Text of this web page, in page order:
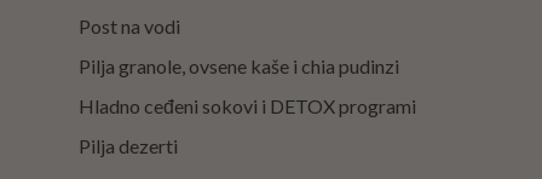
Post na vodi
Pilja granole, ovsene kaše i chia pudinzi
Hladno ceđeni sokovi i DETOX programi
Pilja dezerti